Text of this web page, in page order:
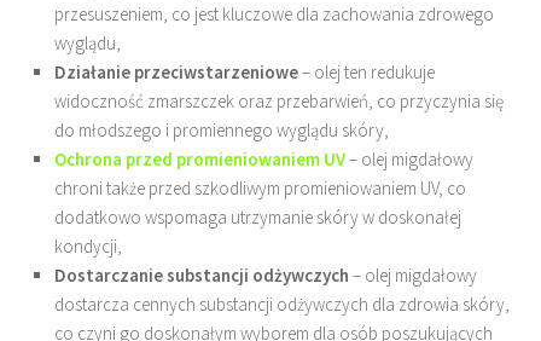
przesuszeniem, co jest kluczowe dla zachowania zdrowego
wyglądu,
Działanie przeciwstarzeniowe– olej ten redukuje
widoczność zmarszczek oraz przebarwień, co przyczynia się
do młodszego i promiennego wyglądu skóry,
Ochrona przed promieniowaniem UV– olej migdałowy
chroni także przed szkodliwym promieniowaniem UV, co
dodatkowo wspomaga utrzymanie skóry w doskonałej
kondycji,
Dostarczanie substancji odżywczych – olej migdałowy
dostarcza cennych substancji odżywczych dla zdrowia skóry,
co czyni go doskonałym wyborem dla osób poszukujących